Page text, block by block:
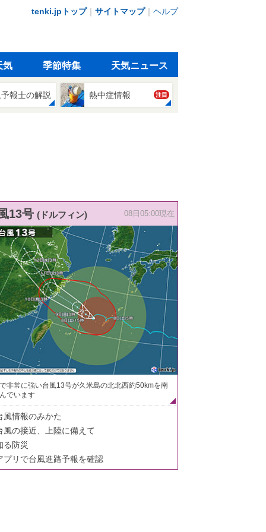
tenki.jpトップ｜ サイトマップ｜ ヘルプ
気 季節特集 天気ニュース
報士の解説 熱中症情報 注目
13号 (ドルフィン) 08日05:00現在
非常に強い台風13号が久米島の北北西約50kmを南
でいます
風情報のみかた
風の接近、上陸に備えて
る防災
プリで台風進路予報を確認